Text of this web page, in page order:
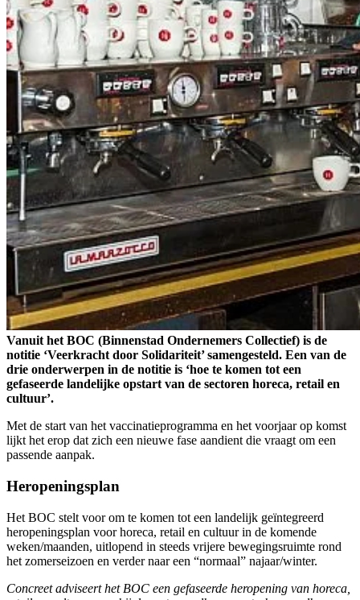
Vanuit het BOC (Binnenstad Ondernemers Collectief) is de
notitie ‘Veerkracht door Solidariteit’ samengesteld. Een van de
drie onderwerpen in de notitie is ‘hoe te komen tot een
gefaseerde landelijke opstart van de sectoren horeca, retail en
cultuur’.
Met de start van het vaccinatieprogramma en het voorjaar op komst
lijkt het erop dat zich een nieuwe fase aandient die vraagt om een
passende aanpak.
Heropeningsplan
Het BOC stelt voor om te komen tot een landelijk geïntegreerd
heropeningsplan voor horeca, retail en cultuur in de komende
weken/maanden, uitlopend in steeds vrijere bewegingsruimte rond
het zomerseizoen en verder naar een “normaal” najaar/winter.
Concreet adviseert het BOC een gefaseerde heropening van horeca,